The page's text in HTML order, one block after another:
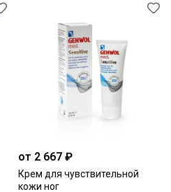
от 2 667 ₽
Крем для чувствительной
кожи ног